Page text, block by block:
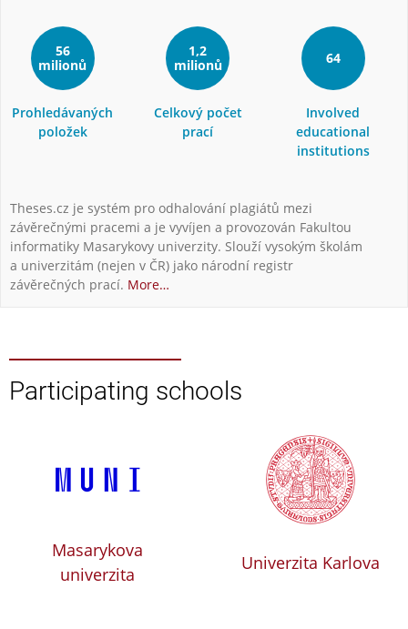
56
milionů
Prohledávaných
položek
1,2
milionů
Celkový počet
prací
64
Involved
educational
institutions
Theses.cz je systém pro odhalování plagiátů mezi
závěrečnými pracemi a je vyvíjen a provozován Fakultou
informatiky Masarykovy univerzity. Slouží vysokým školám
a univerzitám (nejen v ČR) jako národní registr
závěrečných prací. More…
Participating schools
Masarykova
univerzita
Univerzita Karlova